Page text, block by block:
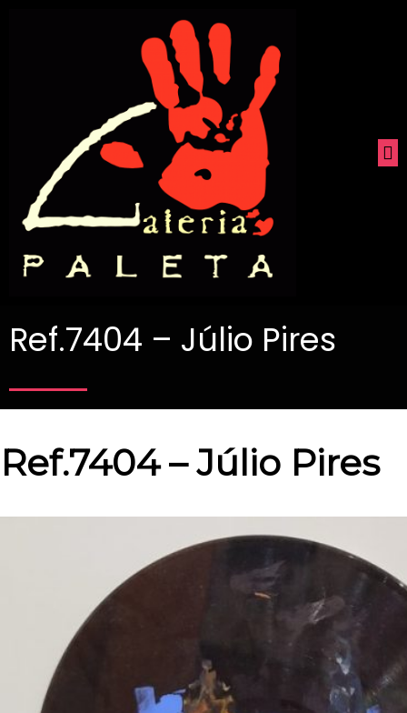
Ref.7404 – Júlio Pires
Ref.7404 – Júlio Pires